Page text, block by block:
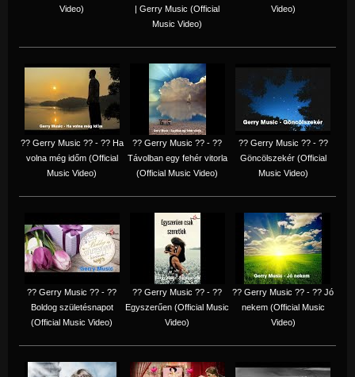
Video)
| Gerry Music (Official
Music Video)
Video)
?? Gerry Music ?? - ?? Ha
volna még időm (Official
Music Video)
?? Gerry Music ?? - ??
Távolban egy fehér vitorla
(Official Music Video)
?? Gerry Music ?? - ??
Göncölszekér (Official
Music Video)
?? Gerry Music ?? - ??
Boldog születésnapot
(Official Music Video)
?? Gerry Music ?? - ??
Egyszerűen (Official Music
Video)
?? Gerry Music ?? - ?? Jó
nekem (Official Music
Video)